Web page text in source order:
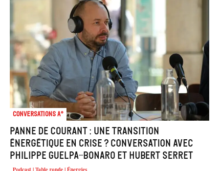
Conversations A°
Panne de courant : une transition
énergétique en crise ? Conversation avec
Philippe Guelpa-Bonaro et Hubert Serret
Podcast | Table ronde | Énergies